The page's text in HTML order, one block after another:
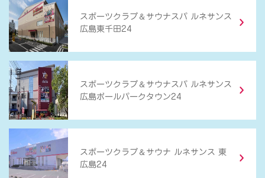
スポーツクラブ ＆ サウナスパ ルネサンス
広島東千田24
スポーツクラブ ＆ サウナスパ ルネサンス
広島ボールパークタウン24
スポーツクラブ ＆ サウナ ルネサンス 東
広島24